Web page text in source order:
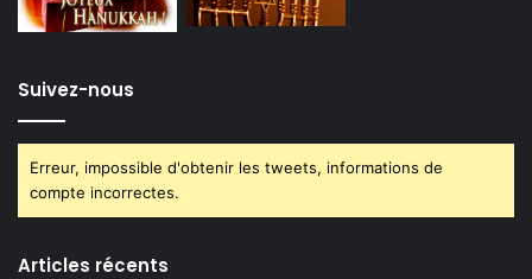
Suivez-nous
Erreur, impossible d'obtenir les tweets, informations de
compte incorrectes.
Articles récents